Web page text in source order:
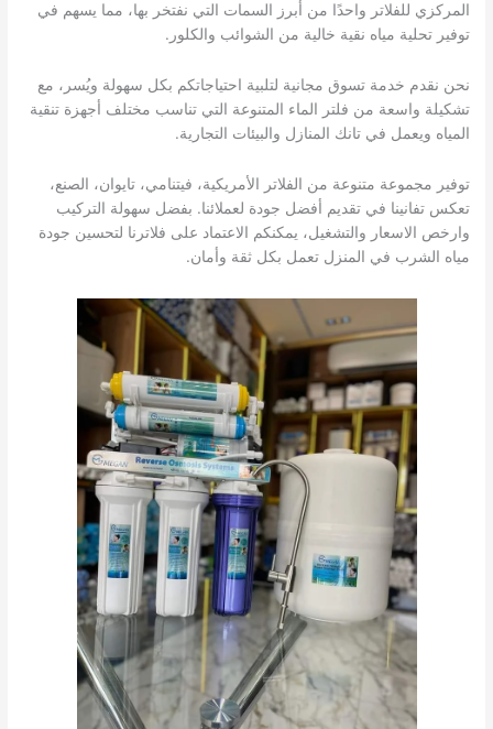
المركزي للفلاتر واحدًا من أبرز السمات التي نفتخر بها، مما يسهم في
توفير تحلية مياه نقية خالية من الشوائب والكلور.
نحن نقدم خدمة تسوق مجانية لتلبية احتياجاتكم بكل سهولة ويُسر، مع
تشكيلة واسعة من فلتر الماء المتنوعة التي تناسب مختلف أجهزة تنقية
المياه ويعمل في تانك المنازل والبيئات التجارية.
توفير مجموعة متنوعة من الفلاتر الأمريكية، فيتنامي، تايوان، الصنع،
تعكس تفانينا في تقديم أفضل جودة لعملائنا. بفضل سهولة التركيب
وارخص الاسعار والتشغيل، يمكنكم الاعتماد على فلاترنا لتحسين جودة
مياه الشرب في المنزل تعمل بكل ثقة وأمان.